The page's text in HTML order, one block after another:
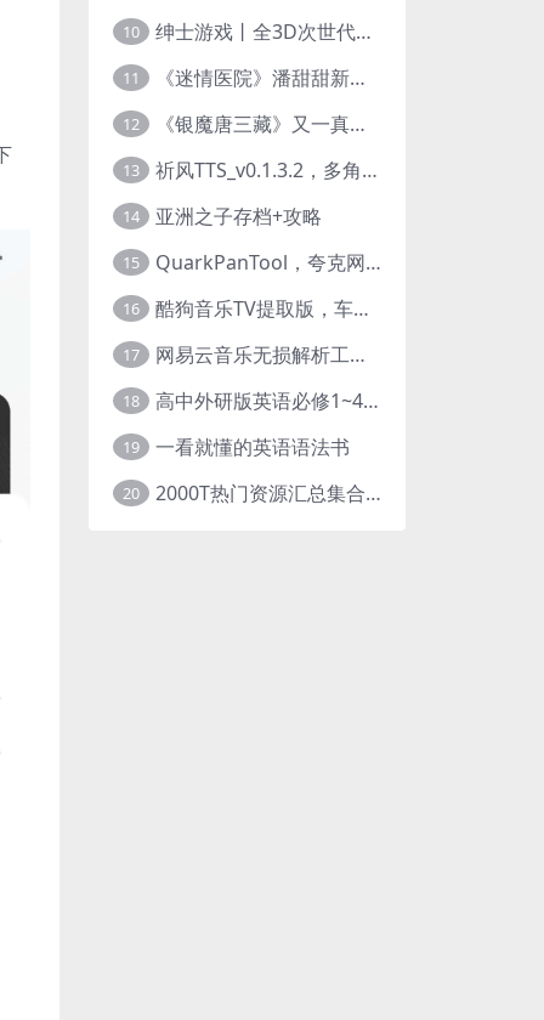
10 绅士游戏丨全3D次世代的黄油大作， 细腻逼真的双人互动狂想曲！
11 《迷情医院》潘甜甜新作？有点刺激的真人美女互动游戏
12 《银魔唐三藏》又一真人美女互动游戏，堪比M豆！
13 祈风TTS_v0.1.3.2，多角色Ai配音神器，丰富的热门音色
14 亚洲之子存档+攻略
15 QuarkPanTool，夸克网盘链接批量转存、分享和下载工具
16 酷狗音乐TV提取版，车机+安卓+TV三端会员互通
17 网易云音乐无损解析工具，超清母带音质免费下载
18 高中外研版英语必修1~4+考试技巧78讲全套视频
19 一看就懂的英语语法书
20 2000T热门资源汇总集合展示